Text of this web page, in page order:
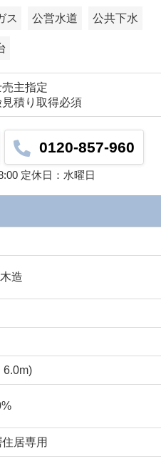
ス 公営水道 公共下水
主指定
積り取得必須
0120-857-960
定休日：水曜日
造
6.0m)
居専用